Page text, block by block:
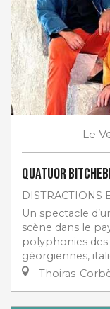
Le
Quatuor
DISTRACTIONS
Un spectacle
scène dans le
polyphonies des
géorgiennes,
Thoiras-